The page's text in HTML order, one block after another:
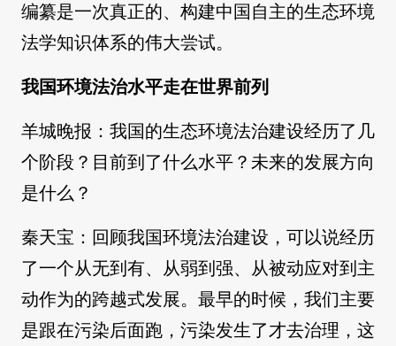
编纂是一次真正的、构建中国自主的生态环境
法学知识体系的伟大尝试。
我国环境法治水平走在世界前列
羊城晚报：我国的生态环境法治建设经历了几
个阶段？目前到了什么水平？未来的发展方向
是什么？
秦天宝：回顾我国环境法治建设，可以说经历
了一个从无到有、从弱到强、从被动应对到主
动作为的跨越式发展。最早的时候，我们主要
是跟在污染后面跑，污染发生了才去治理，这